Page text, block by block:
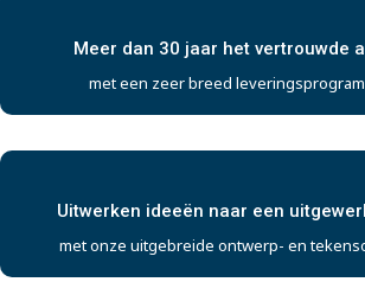
Meer dan 30 jaar het vertrouwde
met een zeer breed
Uitwerken ideeën naar een
met onze uitgebreide ontwerp- en